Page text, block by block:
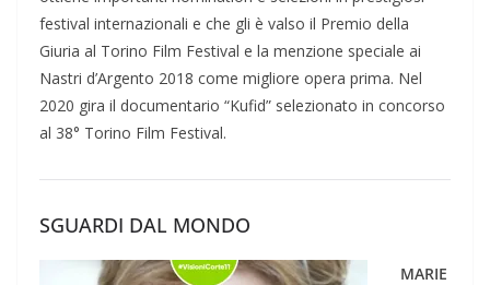
festival internazionali e che gli è valso il Premio della
Giuria al Torino Film Festival e la menzione speciale ai
Nastri d’Argento 2018 come migliore opera prima. Nel
2020 gira il documentario “Kufid” selezionato in concorso
al 38° Torino Film Festival.
SGUARDI DAL MONDO
MARIE